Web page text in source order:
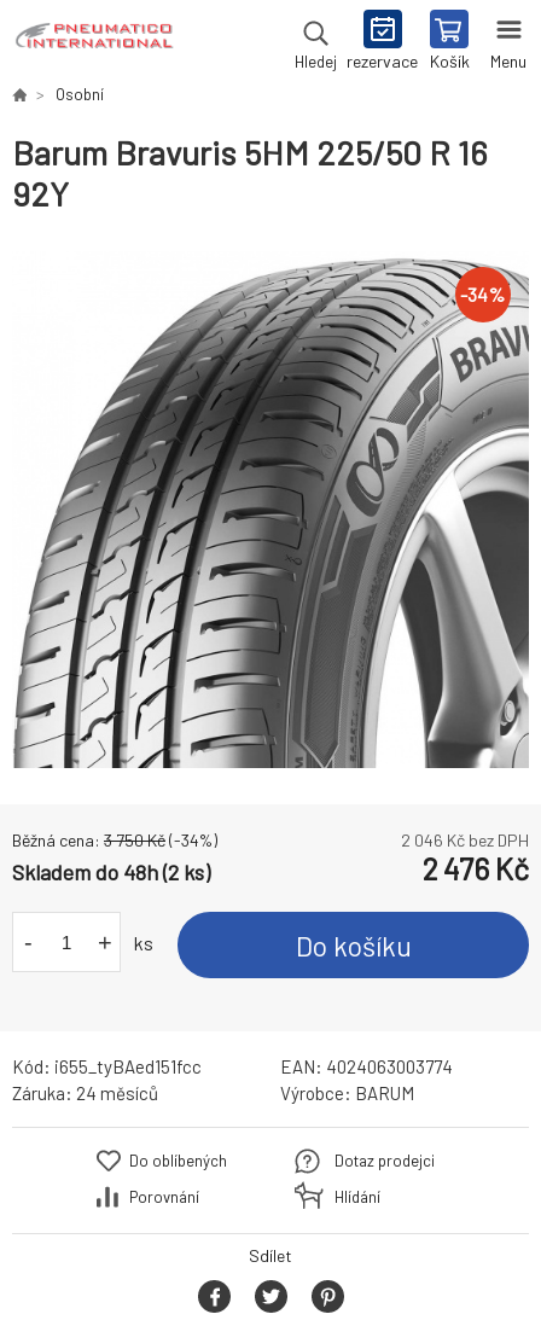
Hledej rezervace Košík Menu
Osobní
Barum Bravuris 5HM 225/50 R 16
92Y
-34%
Běžná cena: 3 750Kč(-34%) 2 046 Kč bez DPH
Skladem do 48h (2 ks) 2 476 Kč
- + ks Do košíku
Kód: i655_tyBAed151fcc EAN: 4024063003774
Záruka: 24 měsíců Výrobce: BARUM
Do oblíbených
Porovnání
Dotaz prodejci
Hlídání
Sdílet